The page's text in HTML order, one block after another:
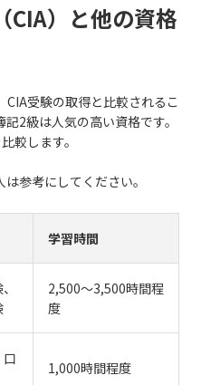
CIA）と他の資格
受験の取得と比較されるこ
2級は人気の高い資格です。
較します。
参考にしてください。
学習時間
2,500～3,500時間程
度
1,000時間程度